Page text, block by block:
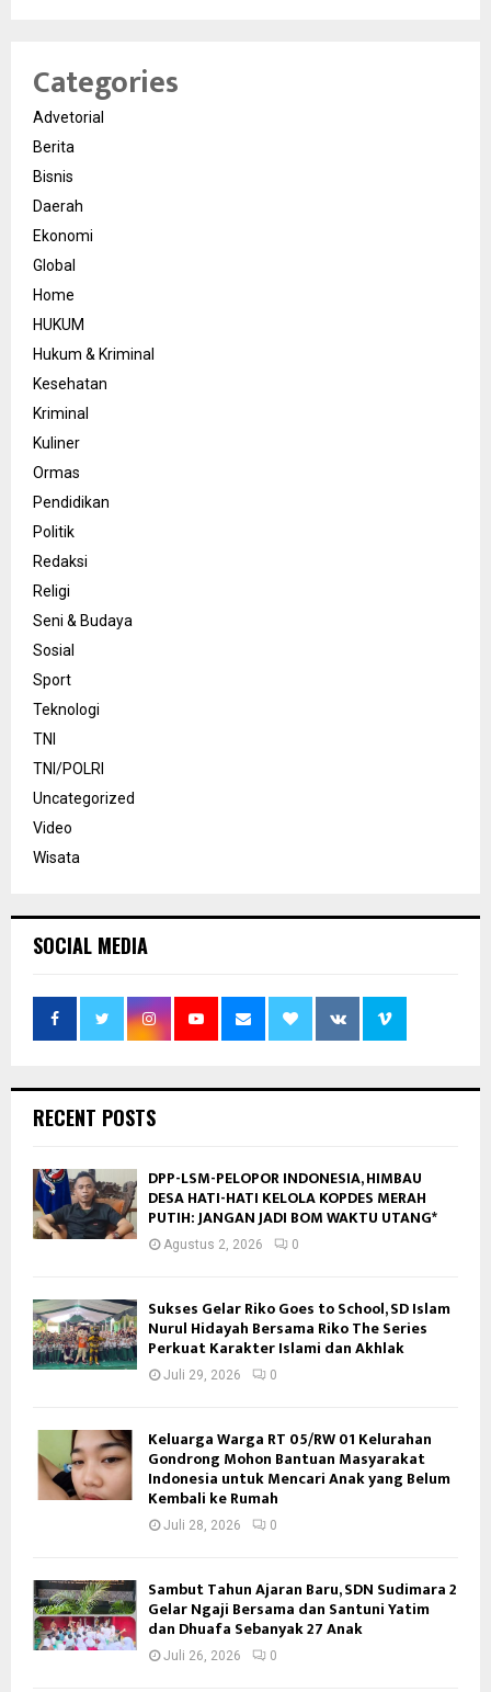
Categories
Advetorial
Berita
Bisnis
Daerah
Ekonomi
Global
Home
HUKUM
Hukum & Kriminal
Kesehatan
Kriminal
Kuliner
Ormas
Pendidikan
Politik
Redaksi
Religi
Seni & Budaya
Sosial
Sport
Teknologi
TNI
TNI/POLRI
Uncategorized
Video
Wisata
SOCIAL MEDIA
RECENT POSTS
DPP-LSM-PELOPOR INDONESIA, HIMBAU
DESA HATI-HATI KELOLA KOPDES MERAH
PUTIH: JANGAN JADI BOM WAKTU UTANG*
Agustus 2, 2026 0
Sukses Gelar Riko Goes to School, SD Islam
Nurul Hidayah Bersama Riko The Series
Perkuat Karakter Islami dan Akhlak
Juli 29, 2026 0
Keluarga Warga RT 05/RW 01 Kelurahan
Gondrong Mohon Bantuan Masyarakat
Indonesia untuk Mencari Anak yang Belum
Kembali ke Rumah
Juli 28, 2026 0
Sambut Tahun Ajaran Baru, SDN Sudimara 2
Gelar Ngaji Bersama dan Santuni Yatim
dan Dhuafa Sebanyak 27 Anak
Juli 26, 2026 0